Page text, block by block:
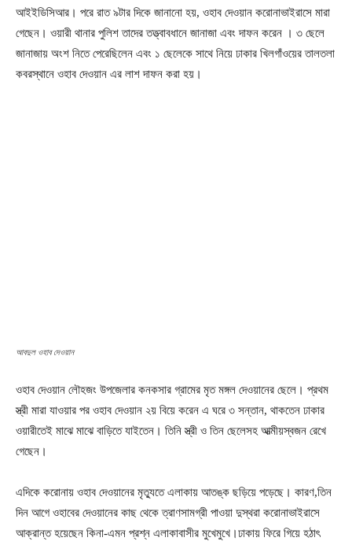
আইইডিসিআর। পরে রাত ৯টার দিকে জানানো হয়, ওহাব দেওয়ান করোনাভাইরাসে মারা
গেছেন। ওয়ারী থানার পুলিশ তাদের তত্ত্বাবধানে জানাজা এবং দাফন করেন । ৩ ছেলে
জানাজায় অংশ নিতে পেরেছিলেন এবং ১ ছেলেকে সাথে নিয়ে ঢাকার খিলগাঁওয়ের তালতলা
কবরস্থানে ওহাব দেওয়ান এর লাশ দাফন করা হয়।
আবদুল ওহাব দেওয়ান
ওহাব দেওয়ান লৌহজং উপজেলার কনকসার গ্রামের মৃত মঙ্গল দেওয়ানের ছেলে। প্রথম
স্ত্রী মারা যাওয়ার পর ওহাব দেওয়ান ২য় বিয়ে করেন এ ঘরে ৩ সন্তান, থাকতেন ঢাকার
ওয়ারীতেই মাঝে মাঝে বাড়িতে যাইতেন। তিনি স্ত্রী ও তিন ছেলেসহ আত্মীয়স্বজন রেখে
গেছেন।
এদিকে করোনায় ওহাব দেওয়ানের মৃত্যুতে এলাকায় আতঙ্ক ছড়িয়ে পড়েছে। কারণ,তিন
দিন আগে ওহাবের দেওয়ানের কাছ থেকে ত্রাণসামগ্রী পাওয়া দুস্থরা করোনাভাইরাসে
আক্রান্ত হয়েছেন কিনা-এমন প্রশ্ন এলাকাবাসীর মুখেমুখে।ঢাকায় ফিরে গিয়ে হঠাৎ